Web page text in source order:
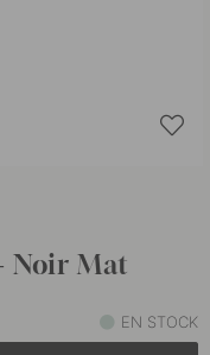
Noir Mat
EN STOCK